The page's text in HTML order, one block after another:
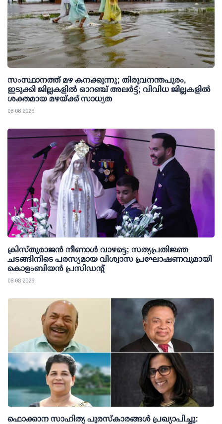
സംസ്ഥാനത്ത് മഴ കനക്കുന്നു; തിരുവനന്തപുരം,
ഇടുക്കി ജില്ലകളിൽ ഓറഞ്ച് അലർട്ട്; വിവിധ ജില്ലകളിൽ
ശക്തമായ മഴയ്ക്ക് സാധ്യത
08 08 2026
ക്രിസ്തുരാജൻ നീണാൾ വാഴട്ടെ; സത്യപ്രതിജ്ഞ
ചടങ്ങിനിടെ പരസ്യമായ വിശ്വാസ പ്രഘോഷണവുമായി
കൊളംബിയൻ പ്രസിഡന്റ്
08 08 2026
ഫൊക്കാന സാഹിത്യ പുരസ്‌കാരങ്ങള്‍ പ്രഖ്യാപിച്ചു: